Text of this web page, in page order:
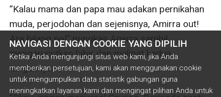
NAVIGASI DENGAN COOKIE YANG DIPILIH
Ketika Anda mengunjungi situs web kami, jika Anda
memberikan persetujuan, kami akan menggunakan cookie
untuk mengumpulkan data statistik gabungan guna
meningkatkan layanan kami dan mengingat pilihan Anda untuk